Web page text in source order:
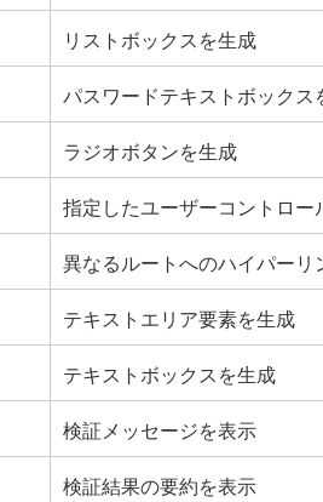
リストボックスを生成
パスワードテキストボックス
ラジオボタンを生成
指定したユーザーコントロー
異なるルートへのハイパーリ
テキストエリア要素を生成
テキストボックスを生成
検証メッセージを表示
検証結果の要約を表示